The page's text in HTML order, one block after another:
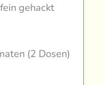
gehackt
(2 Dosen)